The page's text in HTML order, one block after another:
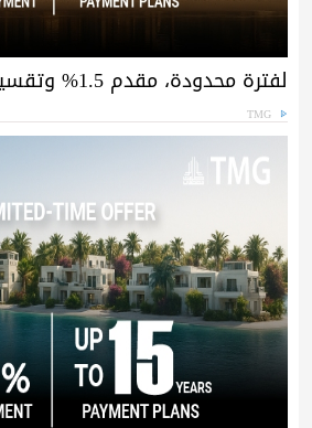
لفترة محدودة، مقدم 1.5% وتقسيط حتى 15 سنة
TMG